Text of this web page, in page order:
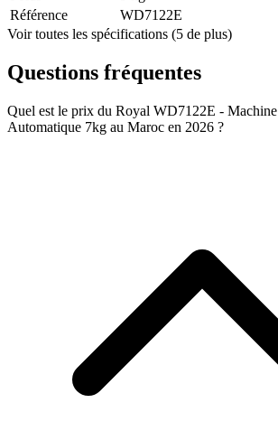
Référence
WD7122E
Voir toutes les spécifications (5 de plus)
Questions fréquentes
Quel est le prix du Royal WD7122E -
Automatique 7kg au Maroc en 2026 ?